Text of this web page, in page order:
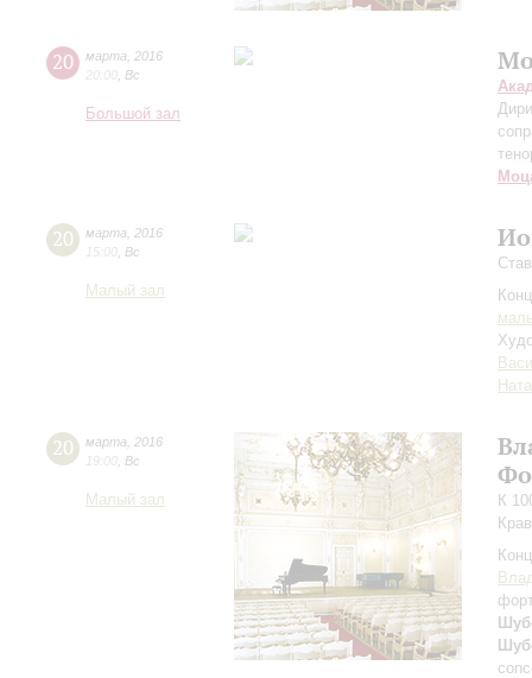
20 марта
2016
20:00 Вс
Большой зал
20 марта
2016
15:00 Вс
Малый зал
20 марта
2016
19:00 Вс
Малый зал
К